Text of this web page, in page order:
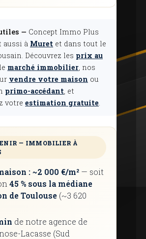
— Concept Immo Plus
aussi à Muret et dans tout le
Découvrez les prix au
marché immobilier, nos
vendre votre maison ou
primo-accédant, et
votre estimation gratuite.
— IMMOBILIER À
: ~2 000 €/m² — soit
45 % sous la médiane
de Toulouse (~3 620
de notre agence de
Lacasse (Sud